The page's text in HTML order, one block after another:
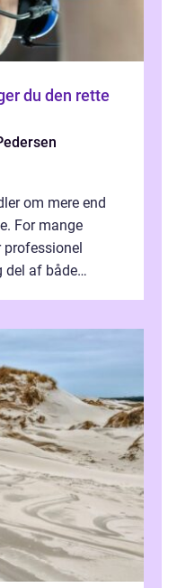
om mere end
For mange
del af både